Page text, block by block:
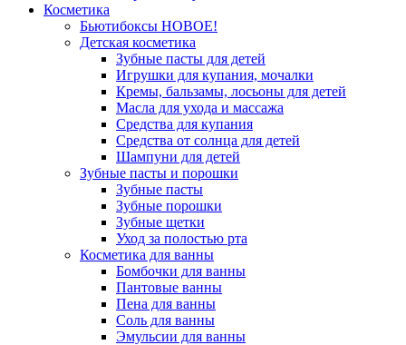
Косметика
Бьютибоксы НОВОЕ!
Детская косметика
Зубные пасты для детей
Игрушки для купания, мочалки
Кремы, бальзамы, лосьоны для детей
Масла для ухода и массажа
Средства для купания
Средства от солнца для детей
Шампуни для детей
Зубные пасты и порошки
Зубные пасты
Зубные порошки
Зубные щетки
Уход за полостью рта
Косметика для ванны
Бомбочки для ванны
Пантовые ванны
Пена для ванны
Соль для ванны
Эмульсии для ванны